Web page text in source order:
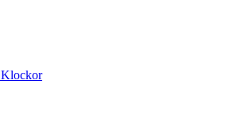
Klockor